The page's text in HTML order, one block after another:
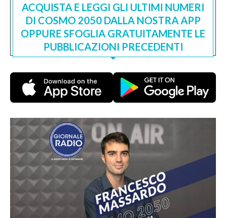
ACQUISTA E LEGGI GLI ULTIMI NUMERI
DI COSMO 2050 DALLA NOSTRA APP
OPPURE SFOGLIA GRATUITAMENTE LE
PUBBLICAZIONI PRECEDENTI